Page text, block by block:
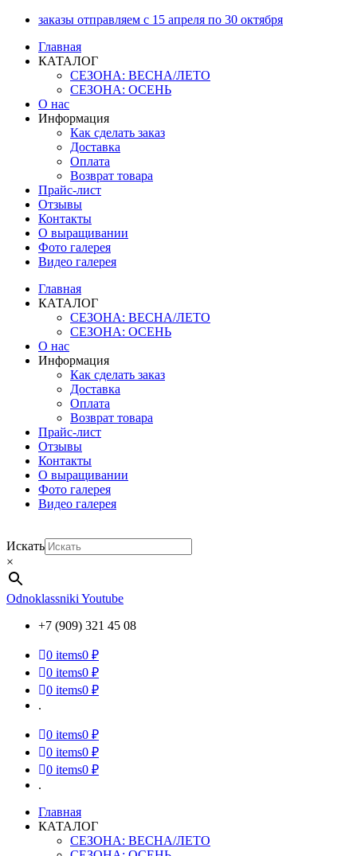
Перейти
содержимому
заказы отправляем с 15 апреля по 30 октября
Главная
КАТАЛОГ
СЕЗОНА: ВЕСНА/ЛЕТО
СЕЗОНА: ОСЕНЬ
О нас
Информация
Как сделать заказ
Доставка
Оплата
Возврат товара
Прайс-лист
Отзывы
Контакты
О выращивании
Фото галерея
Видео галерея
Главная
КАТАЛОГ
СЕЗОНА: ВЕСНА/ЛЕТО
СЕЗОНА: ОСЕНЬ
О нас
Информация
Как сделать заказ
Доставка
Оплата
Возврат товара
Прайс-лист
Отзывы
Контакты
О выращивании
Фото галерея
Видео галерея
Искать
×
Odnoklassniki Youtube
+7 (909) 321 45 08
0 items0 ₽
0 items0 ₽
0 items0 ₽
.
0 items0 ₽
0 items0 ₽
0 items0 ₽
.
Главная
КАТАЛОГ
СЕЗОНА: ВЕСНА/ЛЕТО